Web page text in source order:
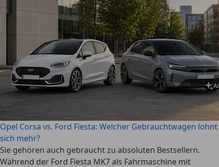
Opel Corsa vs. Ford Fiesta: Welcher Gebrauchtwagen lohnt
sich mehr?
Sie gehören auch gebraucht zu absoluten Bestsellern.
Während der Ford Fiesta MK7 als Fahrmaschine mit